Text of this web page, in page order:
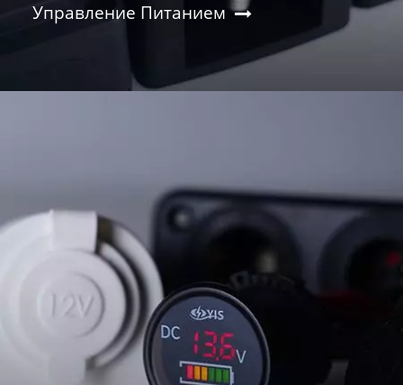
Управление Питанием